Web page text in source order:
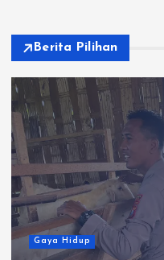
Berita Pilihan
Gaya Hidup